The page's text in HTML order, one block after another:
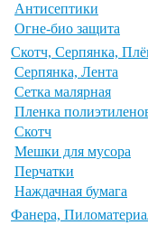
Антисептики
Огне-био защита
Скотч, Серпянка,
Серпянка, Лента
Сетка малярная
Пленка
Скотч
Мешки для мусора
Перчатки
Наждачная бумага
Фанера,